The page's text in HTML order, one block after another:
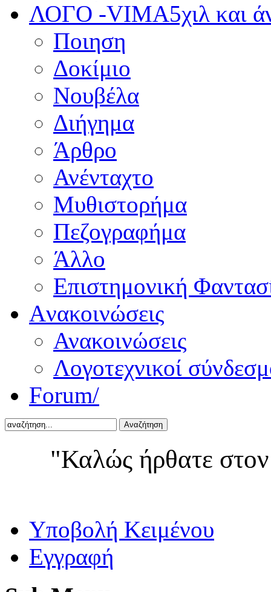
ΛΟΓΟ -VIMA5χιλ και
Ποιηση
Δοκίμιο
Νουβέλα
Διήγημα
Άρθρο
Ανένταχτο
Μυθιστορήμα
Πεζογραφήμα
Άλλο
Επιστημονική
Aνακοινώσεις
Ανακοινώσεις
Λογοτεχνικοί
Forum/
Αναζήτηση
"Καλώς ήρθατε
Yποβολή Κειμένου
Εγγραφή